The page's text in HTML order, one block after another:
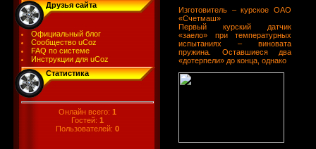
Друзья сайта
Официальный блог
Сообщество uCoz
FAQ по системе
Инструкции для uCoz
Статистика
Онлайн всего: 1
Гостей: 1
Пользователей: 0
Изготовитель – курское ОАО
«Счетмаш»
Первый курский датчик
«заело» при температурных
испытаниях – виновата
пружина. Оставшиеся два
«дотерпели» до конца, однако